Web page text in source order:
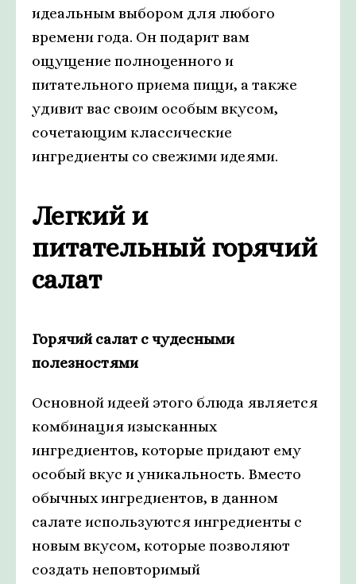
идеальным выбором для любого
времени года. Он подарит вам
ощущение полноценного и
питательного приема пищи, а также
удивит вас своим особым вкусом,
сочетающим классические
ингредиенты со свежими идеями.
Легкий и
питательный горячий
салат
Горячий салат с чудесными
полезностями
Основной идеей этого блюда является
комбинация изысканных
ингредиентов, которые придают ему
особый вкус и уникальность. Вместо
обычных ингредиентов, в данном
салате используются ингредиенты с
новым вкусом, которые позволяют
создать неповторимый